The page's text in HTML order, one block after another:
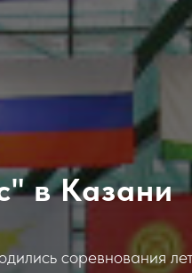
в Казани
соревнования